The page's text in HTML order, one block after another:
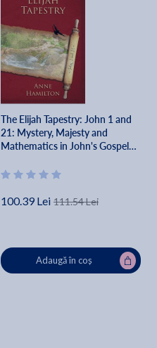
The Elijah Tapestry: John 1 and
21: Mystery, Majesty and
Mathematics in John's Gospel
100.39 Lei 111.54 Lei
Adaugă în coș